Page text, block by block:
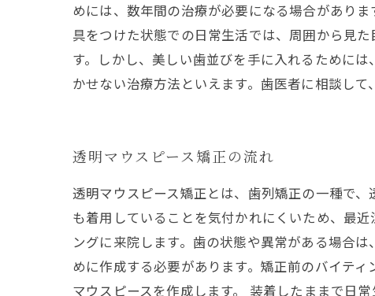
めには、数年間の治療が必要になる場合があり
具をつけた状態での日常生活では、周囲から見
す。しかし、美しい歯並びを手に入れるために
かせない治療方法といえます。歯医者に相談して
透明マウスピース矯正の流れ
透明マウスピース矯正とは、歯列矯正の一種で
も着用していることを気付かれにくいため、最
ングに来院します。歯の状態や異常がある場合
めに作成する必要があります。矯正前のバイテ
マウスピースを作成します。 装着したままで日